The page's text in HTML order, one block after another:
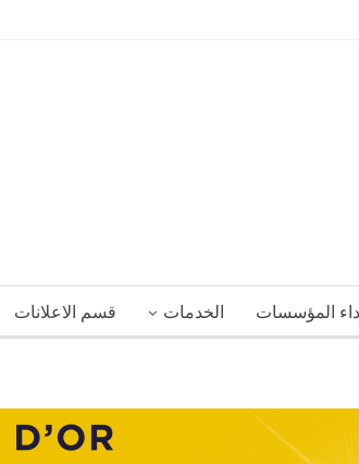
المؤسسات الخدمات قسم الاعلانات